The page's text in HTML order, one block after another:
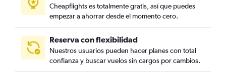
Cheapflights es totalmente gratis, así que puedes
empezar a ahorrar desde el momento cero.
Reserva con flexibilidad
Nuestros usuarios pueden hacer planes con total
confianza y buscar vuelos sin cargos por cambios.